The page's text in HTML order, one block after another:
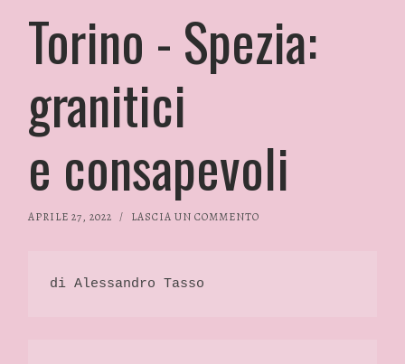
Torino - Spezia:
granitici
e consapevoli
APRILE 27, 2022 / LASCIA UN COMMENTO
di Alessandro Tasso